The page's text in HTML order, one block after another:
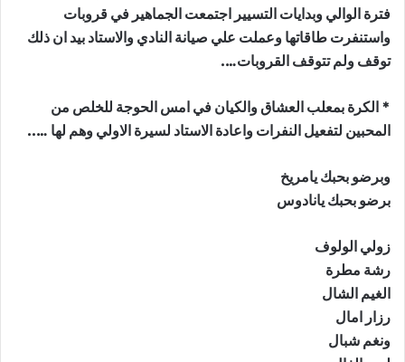
فترة الوالي وبدايات التسيير اجتمعت الجماهير في قروبات
واستنفرت طاقاتها وعملت علي صيانة النادي والاستاد بيد ان ذلك
توقف ولم تتوقف القروبات….
* الكرة بمعلب العشاق والكيان في امس الحوجة للخلص من
المحبين لتفعيل النفرات واعادة الاستاد لسيرة الاولي وهم لها …..
وبرضو بحبك يامريخ
برضو بحبك يانادوس
زولي الولوف
رشة مطرة
الغيم الشال
رزار امال
ونغم شبال